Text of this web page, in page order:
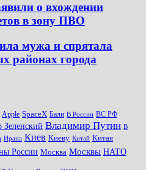
о вхождении
в зону ПВО
мужа и спрятала
районах города
Apple SpaceX Бали В России ВС РФ
Владимир Путин В
Ирана Киев Киеву Китай Китая
России Москва Москвы НАТО